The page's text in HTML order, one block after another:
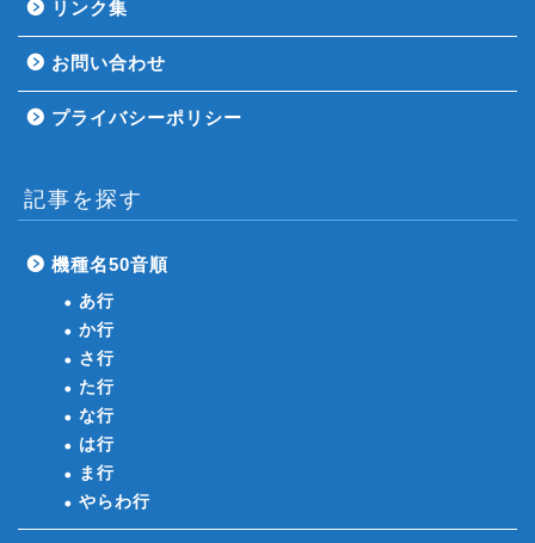
リンク集
お問い合わせ
プライバシーポリシー
記事を探す
機種名50音順
あ行
か行
さ行
た行
な行
は行
ま行
やらわ行